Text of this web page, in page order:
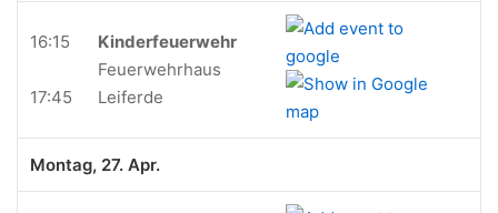
16:15
17:45
Kinderfeuerwehr
Feuerwehrhaus
Leiferde
Montag, 27. Apr.